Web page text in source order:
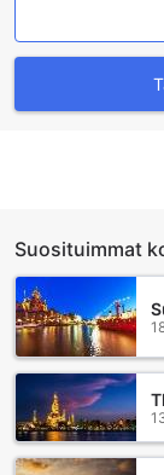
Suosituimmat